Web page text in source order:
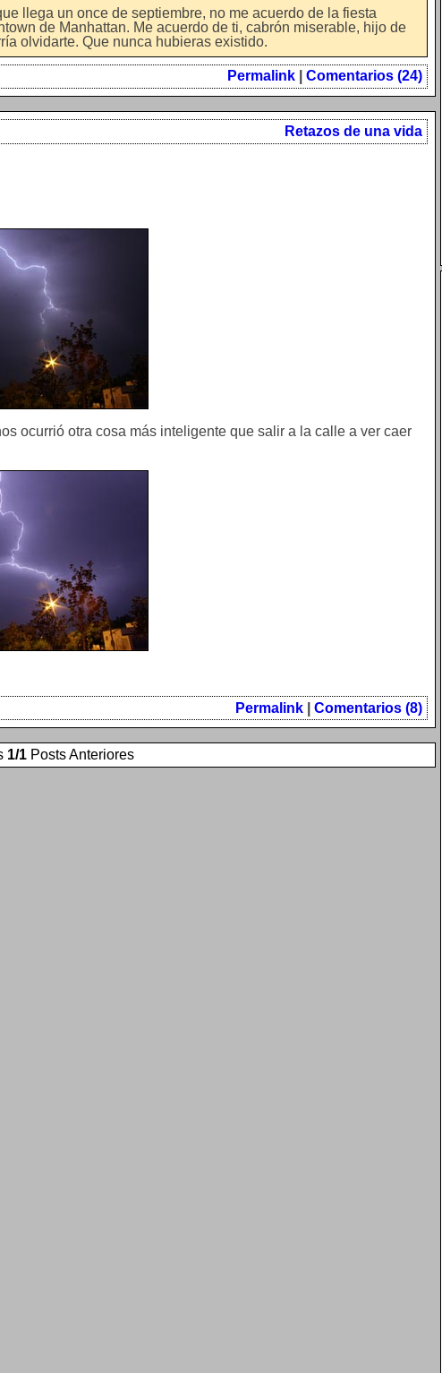
llega un once de septiembre, no me acuerdo de la fiesta
de Manhattan. Me acuerdo de ti, cabrón miserable, hijo de
olvidarte. Que nunca hubieras existido.
Permalink Comentarios (24)
Retazos de una vida
ocurrió otra cosa más inteligente que salir a la calle a ver caer
Permalink Comentarios (8)
1/1 Posts Anteriores